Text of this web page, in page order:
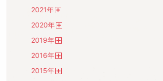
2021年
2020年
2019年
2016年
2015年